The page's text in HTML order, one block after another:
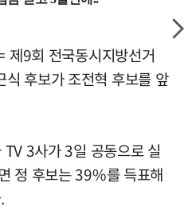
제9회 전국동시지방선거
후보가 조전혁 후보를 앞
3사가 3일 공동으로 실
정 후보는 39%를 득표해